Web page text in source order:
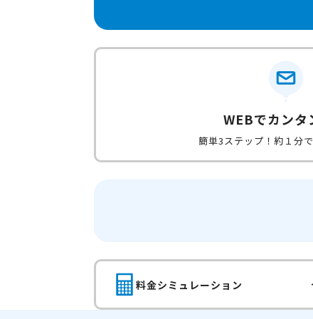
WEBでカンタ
簡単3ステップ！約１分
料金シミュレーション